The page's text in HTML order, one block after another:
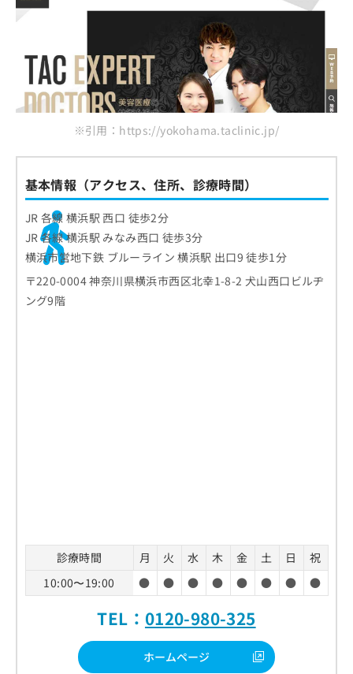
まとめ：横浜市で評判の鼻整形におすすめのク
※引用：https://yokohama.taclinic.jp/
基本情報（アクセス、住所、診療時間）
JR 各線 横浜駅 西口 徒歩2分
JR 各線 横浜駅 みなみ西口 徒歩3分
横浜市営地下鉄 ブルーライン 横浜駅 出口9 徒歩1分
〒220-0004 神奈川県横浜市西区北幸1-8-2 犬山西口ビルヂ
ング9階
診療時間 月 火 水 木 金 土 日
祝
10:00〜19:00
● ● ● ● ● ● ● ●
TEL： 0120-980-325
ホームページ
の
問
い
せ
こ
ち
ら